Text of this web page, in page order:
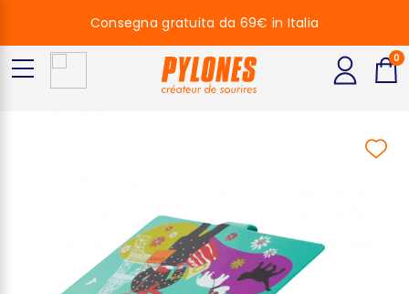
Consegna gratuita da 69€ in Italia
0